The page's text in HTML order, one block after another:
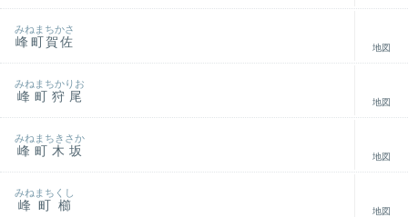
峰町賀佐
みねまちかさ
地図
峰町狩尾
みねまちかりお
地図
峰町木坂
みねまちきさか
地図
峰町櫛
みねまちくし
地図